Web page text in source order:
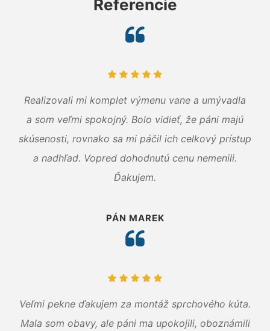
Referencie
Realizovali mi komplet výmenu vane a umývadla
a som veľmi spokojný. Bolo vidieť, že páni majú
skúsenosti, rovnako sa mi páčil ich celkový prístup
a nadhľad. Vopred dohodnutú cenu nemenili.
Ďakujem.
PÁN MAREK
Veľmi pekne ďakujem za montáž sprchového kúta.
Mala som obavy, ale páni ma upokojili, oboznámili